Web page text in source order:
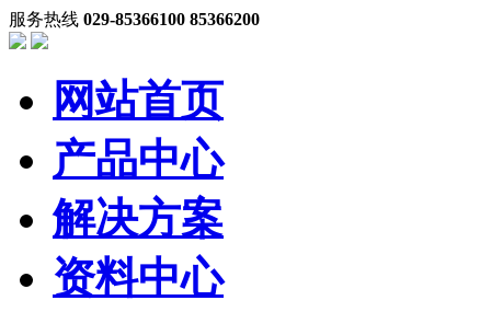
服务热线 029-85366100 85366200
网站首页
产品中心
解决方案
资料中心